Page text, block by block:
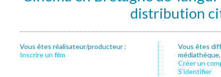
distribution
Vous êtes réalisateur/producteur :
Inscrire un film
Vous êtes
Créer un
S’identifier